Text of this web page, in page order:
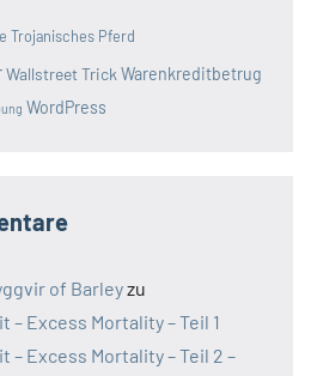
Trojanisches Pferd
Wallstreet Trick Warenkreditbetrug
WordPress
of Barleyzu
Excess Mortality – Teil 1
Excess Mortality – Teil 2 –